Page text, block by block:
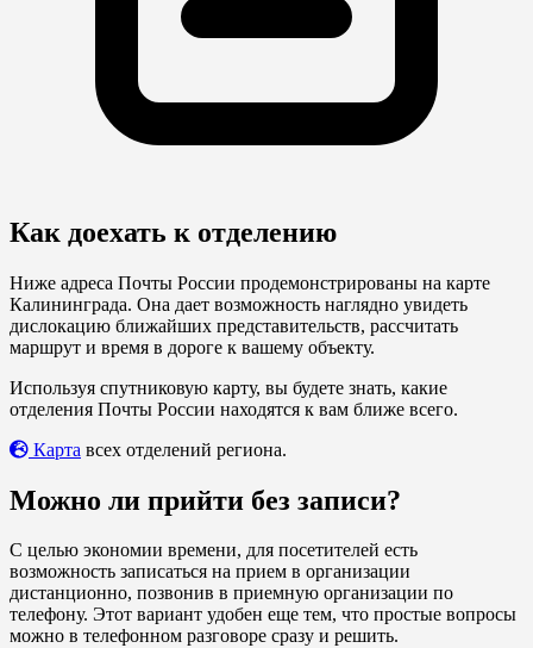
Как доехать к отделению
Ниже адреса Почты России продемонстрированы на карте
Калининграда. Она дает возможность наглядно увидеть
дислокацию ближайших представительств, рассчитать
маршрут и время в дороге к вашему объекту.
Используя спутниковую карту, вы будете знать, какие
отделения Почты России находятся к вам ближе всего.
Карта всех отделений региона.
Можно ли прийти без записи?
С целью экономии времени, для посетителей есть
возможность записаться на прием в организации
дистанционно, позвонив в приемную организации по
телефону. Этот вариант удобен еще тем, что простые вопросы
можно в телефонном разговоре сразу и решить.